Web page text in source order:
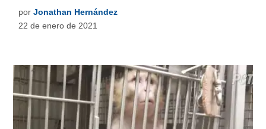
por Jonathan Hernández
22 de enero de 2021